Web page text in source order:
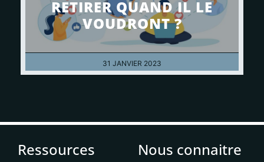
31 JANVIER 2023
RETIRER QUAND IL LE
VOUDRONT ?
Ressources Nous connaitre